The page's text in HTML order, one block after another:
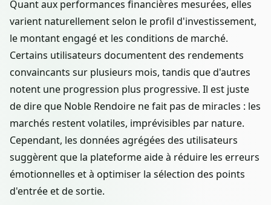
Quant aux performances financières mesurées, elles
varient naturellement selon le profil d'investissement,
le montant engagé et les conditions de marché.
Certains utilisateurs documentent des rendements
convaincants sur plusieurs mois, tandis que d'autres
notent une progression plus progressive. Il est juste
de dire que Noble Rendoire ne fait pas de miracles : les
marchés restent volatiles, imprévisibles par nature.
Cependant, les données agrégées des utilisateurs
suggèrent que la plateforme aide à réduire les erreurs
émotionnelles et à optimiser la sélection des points
d'entrée et de sortie.